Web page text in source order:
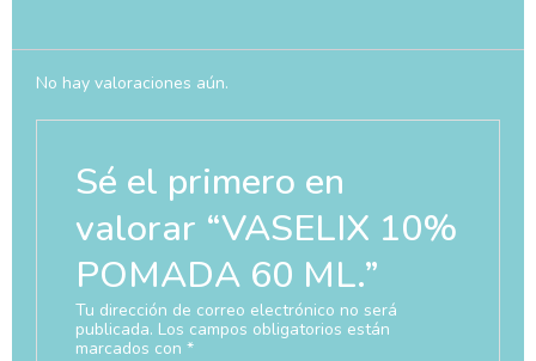
No hay valoraciones aún.
Sé el primero en
valorar “VASELIX 10%
POMADA 60 ML.”
Tu dirección de correo electrónico no será
publicada. Los campos obligatorios están
marcados con *